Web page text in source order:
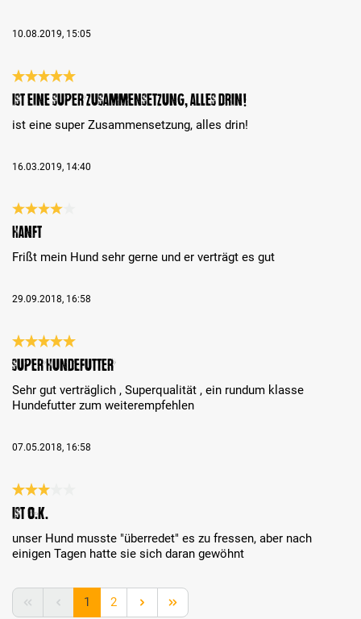
10.08.2019, 15:05
Recenzja z oceną 5 spośród 5 gwiazdek
ist eine super Zusammensetzung, alles drin!
ist eine super Zusammensetzung, alles drin!
16.03.2019, 14:40
Recenzja z oceną 4 spośród 5 gwiazdek
Hanft
Frißt mein Hund sehr gerne und er verträgt es gut
29.09.2018, 16:58
Recenzja z oceną 5 spośród 5 gwiazdek
Super Hundefutter
Sehr gut verträglich , Superqualität , ein rundum klasse
Hundefutter zum weiterempfehlen
07.05.2018, 16:58
Recenzja z oceną 3 spośród 5 gwiazdek
ist o.k.
unser Hund musste "überredet" es zu fressen, aber nach
einigen Tagen hatte sie sich daran gewöhnt
Strona
1 Strona
2